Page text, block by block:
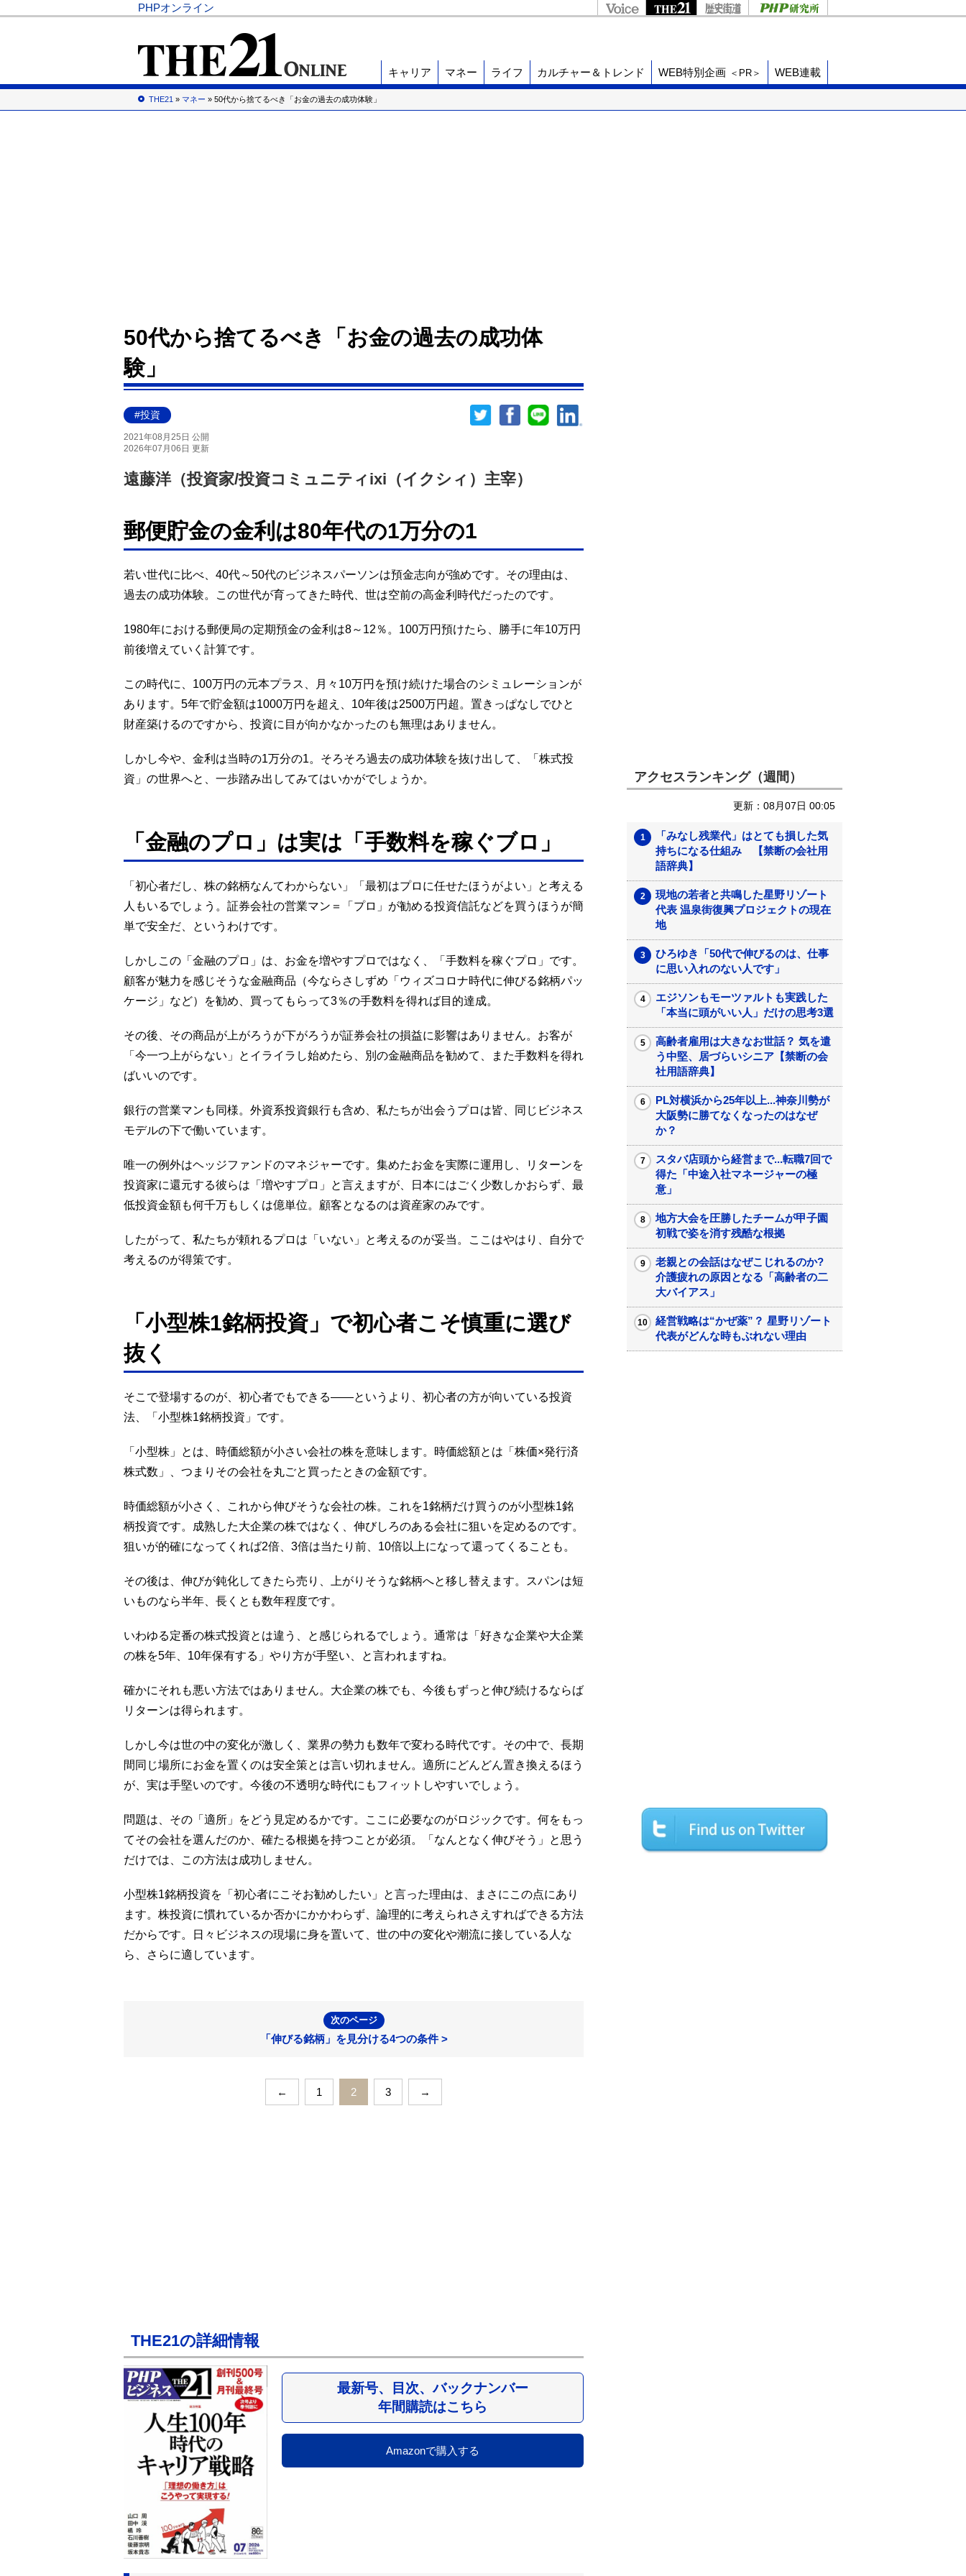
PHPオンライン
キャリア マネー ライフ カルチャー＆トレンド WEB特別企画 ＜PR＞ WEB連載
THE21 » マネー » 50代から捨てるべき「お金の過去の成功体験」
50代から捨てるべき「お金の過去の成功体
験」
#投資
2021年08月25日 公開
2026年07月06日 更新
遠藤洋（投資家/投資コミュニティixi（イクシィ）主宰）
郵便貯金の金利は80年代の1万分の1
若い世代に比べ、40代～50代のビジネスパーソンは預金志向が強めです。その理由は、
過去の成功体験。この世代が育ってきた時代、世は空前の高金利時代だったのです。
1980年における郵便局の定期預金の金利は8～12％。100万円預けたら、勝手に年10万円
前後増えていく計算です。
この時代に、100万円の元本プラス、月々10万円を預け続けた場合のシミュレーションが
あります。5年で貯金額は1000万円を超え、10年後は2500万円超。置きっぱなしでひと
財産築けるのですから、投資に目が向かなかったのも無理はありません。
しかし今や、金利は当時の1万分の1。そろそろ過去の成功体験を抜け出して、「株式投
資」の世界へと、一歩踏み出してみてはいかがでしょうか。
「金融のプロ」は実は「手数料を稼ぐブロ」
「初心者だし、株の銘柄なんてわからない」「最初はプロに任せたほうがよい」と考える
人もいるでしょう。証券会社の営業マン＝「プロ」が勧める投資信託などを買うほうが簡
単で安全だ、というわけです。
しかしこの「金融のプロ」は、お金を増やすプロではなく、「手数料を稼ぐプロ」です。
顧客が魅力を感じそうな金融商品（今ならさしずめ「ウィズコロナ時代に伸びる銘柄パッ
ケージ」など）を勧め、買ってもらって3％の手数料を得れば目的達成。
その後、その商品が上がろうが下がろうが証券会社の損益に影響はありません。お客が
「今一つ上がらない」とイライラし始めたら、別の金融商品を勧めて、また手数料を得れ
ばいいのです。
銀行の営業マンも同様。外資系投資銀行も含め、私たちが出会うプロは皆、同じビジネス
モデルの下で働いています。
唯一の例外はヘッジファンドのマネジャーです。集めたお金を実際に運用し、リターンを
投資家に還元する彼らは「増やすプロ」と言えますが、日本にはごく少数しかおらず、最
低投資金額も何千万もしくは億単位。顧客となるのは資産家のみです。
したがって、私たちが頼れるプロは「いない」と考えるのが妥当。ここはやはり、自分で
考えるのが得策です。
「小型株1銘柄投資」で初心者こそ慎重に選び
抜く
そこで登場するのが、初心者でもできる――というより、初心者の方が向いている投資
法、「小型株1銘柄投資」です。
「小型株」とは、時価総額が小さい会社の株を意味します。時価総額とは「株価×発行済
株式数」、つまりその会社を丸ごと買ったときの金額です。
時価総額が小さく、これから伸びそうな会社の株。これを1銘柄だけ買うのが小型株1銘
柄投資です。成熟した大企業の株ではなく、伸びしろのある会社に狙いを定めるのです。
狙いが的確になってくれば2倍、3倍は当たり前、10倍以上になって還ってくることも。
その後は、伸びが鈍化してきたら売り、上がりそうな銘柄へと移し替えます。スパンは短
いものなら半年、長くとも数年程度です。
いわゆる定番の株式投資とは違う、と感じられるでしょう。通常は「好きな企業や大企業
の株を5年、10年保有する」やり方が手堅い、と言われますね。
確かにそれも悪い方法ではありません。大企業の株でも、今後もずっと伸び続けるならば
リターンは得られます。
しかし今は世の中の変化が激しく、業界の勢力も数年で変わる時代です。その中で、長期
間同じ場所にお金を置くのは安全策とは言い切れません。適所にどんどん置き換えるほう
が、実は手堅いのです。今後の不透明な時代にもフィットしやすいでしょう。
問題は、その「適所」をどう見定めるかです。ここに必要なのがロジックです。何をもっ
てその会社を選んだのか、確たる根拠を持つことが必須。「なんとなく伸びそう」と思う
だけでは、この方法は成功しません。
小型株1銘柄投資を「初心者にこそお勧めしたい」と言った理由は、まさにこの点にあり
ます。株投資に慣れているか否かにかかわらず、論理的に考えられさえすればできる方法
だからです。日々ビジネスの現場に身を置いて、世の中の変化や潮流に接している人な
ら、さらに適しています。
次のページ
「伸びる銘柄」を見分ける4つの条件 >
← 1 2 3 →
THE21の詳細情報
最新号、目次、バックナンバー
年間購読はこちら
Amazonで購入する
アクセスランキング（週間）
更新：08月07日 00:05
「みなし残業代」はとても損した気
持ちになる仕組み 【禁断の会社用
語辞典】
現地の若者と共鳴した星野リゾート
代表 温泉街復興プロジェクトの現在
地
ひろゆき「50代で伸びるのは、仕事
に思い入れのない人です」
エジソンもモーツァルトも実践した
「本当に頭がいい人」だけの思考3選
高齢者雇用は大きなお世話？ 気を遣
う中堅、居づらいシニア【禁断の会
社用語辞典】
PL対横浜から25年以上...神奈川勢が
大阪勢に勝てなくなったのはなぜ
か？
スタバ店頭から経営まで...転職7回で
得た「中途入社マネージャーの極
意」
地方大会を圧勝したチームが甲子園
初戦で姿を消す残酷な根拠
老親との会話はなぜこじれるのか?
介護疲れの原因となる「高齢者の二
大バイアス」
経営戦略は“かぜ薬”？ 星野リゾート
代表がどんな時もぶれない理由